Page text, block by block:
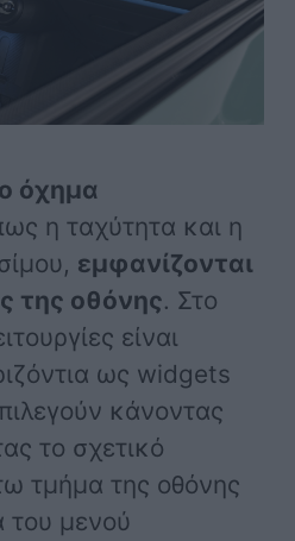
όχημα
η ταχύτητα και η
εμφανίζονται
της οθόνης. Στο
είναι
ως widgets
κάνοντας
το σχετικό
τμήμα της οθόνης
του μενού